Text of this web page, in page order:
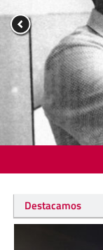
Destacamos